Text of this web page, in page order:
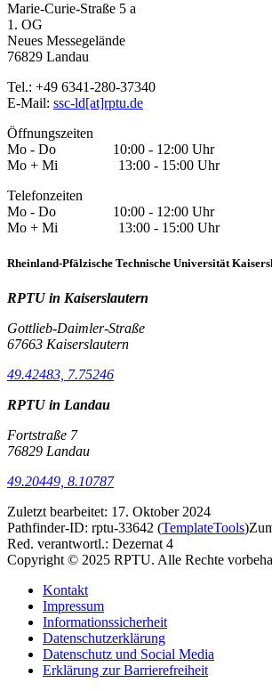
Marie-Curie-Straße 5 a
1. OG
Neues Messegelände
76829 Landau
Tel.: +49 6341-280-37340
E-Mail: ssc-ld[at]rptu.de
Öffnungszeiten
Mo - Do 10:00 - 12:00 Uhr
Mo + Mi 13:00 - 15:00 Uhr
Telefonzeiten
Mo - Do 10:00 - 12:00 Uhr
Mo + Mi 13:00 - 15:00 Uhr
Rheinland-Pfälzische Technische Universität
RPTU in Kaiserslautern
Gottlieb-Daimler-Straße
67663 Kaiserslautern
49.42483, 7.75246
RPTU in Landau
Fortstraße 7
76829 Landau
49.20449, 8.10787
Zuletzt bearbeitet: 17. Oktober 2024
Pathfinder-ID: rptu-33642 (TemplateTools)
Red. verantwortl.: Dezernat 4
Copyright © 2025 RPTU. Alle Rechte
Kontakt
Impressum
Informationssicherheit
Datenschutzerklärung
Datenschutz und Social Media
Erklärung zur Barrierefreiheit